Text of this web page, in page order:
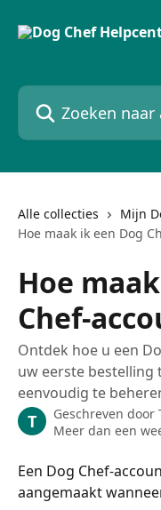
Zoeken naar artikelen
Alle collecties
Mijn
Hoe maak ik een Dog
Hoe
Chef-
Ontdek hoe u een
uw eerste bestelling
eenvoudig te
T Geschreven door
Meer dan een
Een Dog Chef-
aangemaakt